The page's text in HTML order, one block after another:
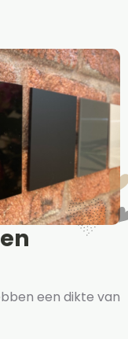
een dikte van